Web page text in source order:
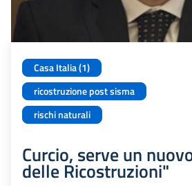
Casa Italia (1)
ricostruzione post sisma
rischi naturali
Curcio, serve un
delle Ricostruzioni"